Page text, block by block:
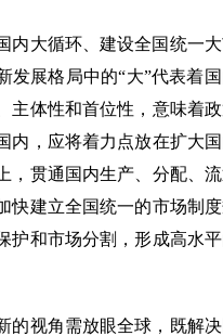
大循环、建设全国统一大
发展格局中的“大”代表着
主体性和首位性，意味着
内，应将着力点放在扩大
，贯通国内生产、分配、
快建立全国统一的市场制
护和市场分割，形成高水
视角需放眼全球，既解决